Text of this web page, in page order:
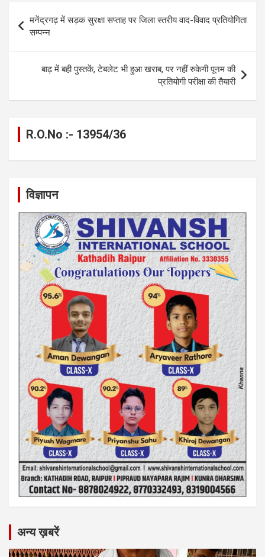
o
o
k
g
er
A
p
p
a
n
k
Post
navigation
मनेंद्रगढ़ में सड़क सुरक्षा सप्ताह पर जिला स्तरीय वाद-विवाद प्रतियोगिता
सम्पन्न
बाढ़ में बही पुस्तकें, टेबलेट भी हुआ खराब, पर नहीं रुकेगी पूनम की
प्रतियोगी परीक्षा की तैयारी
R.O.No :- 13954/36
विज्ञापन
अन्य ख़बरें